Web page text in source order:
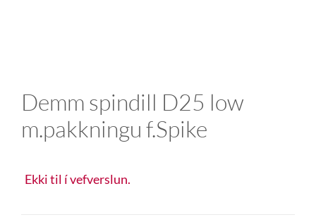
Demm spindill D25 low
m.pakkningu f.Spike
Ekki til í vefverslun.